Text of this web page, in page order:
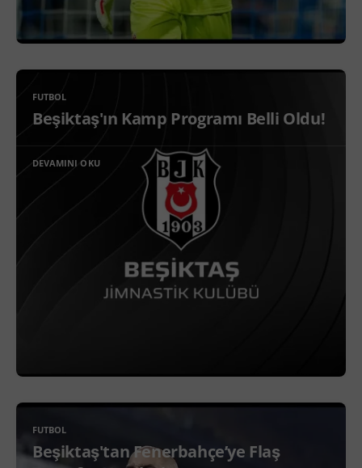
FUTBOL
Beşiktaş'ın Kamp Programı Belli Oldu!
DEVAMINI OKU
FUTBOL
Beşiktaş'tan Fenerbahçe’ye Flaş